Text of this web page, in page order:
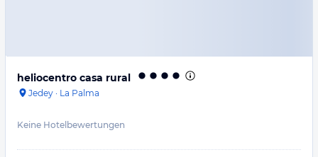
heliocentro casa rural
Jedey · La Palma
Keine Hotelbewertungen